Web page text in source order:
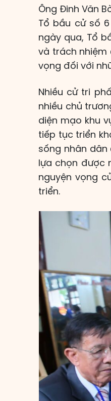
Ông Đinh Văn
Tổ bầu cử số
ngày qua, Tổ
và trách nhiệm
vọng đối với
Nhiều cử tri
nhiều chủ
diện mạo khu
tiếp tục triển
sống nhân
lựa chọn được
nguyện vọng
triển.